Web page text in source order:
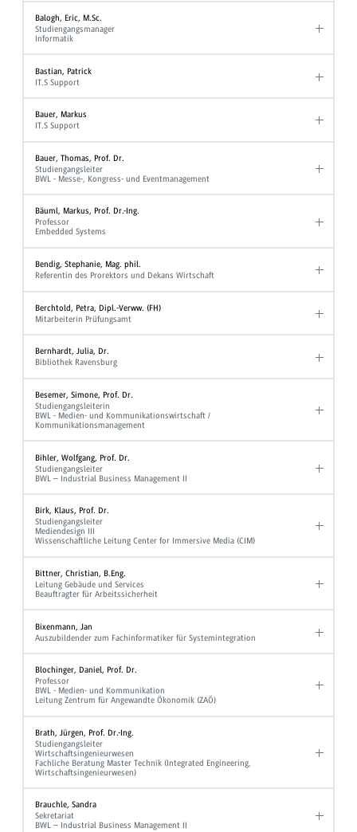
Balogh, Eric, M.Sc.
Studiengangsmanager
Informatik
Bastian, Patrick
IT.S Support
Bauer, Markus
IT.S Support
Bauer, Thomas, Prof. Dr.
Studiengangsleiter
BWL - Messe-, Kongress- und Eventmanagement
Bäuml, Markus, Prof. Dr.-Ing.
Professor
Embedded Systems
Bendig, Stephanie, Mag. phil.
Referentin des Prorektors und Dekans Wirtschaft
Berchtold, Petra, Dipl.-Verww. (FH)
Mitarbeiterin Prüfungsamt
Bernhardt, Julia, Dr.
Bibliothek Ravensburg
Besemer, Simone, Prof. Dr.
Studiengangsleiterin
BWL - Medien- und Kommunikationswirtschaft /
Kommunikationsmanagement
Bihler, Wolfgang, Prof. Dr.
Studiengangsleiter
BWL – Industrial Business Management II
Birk, Klaus, Prof. Dr.
Studiengangsleiter
Mediendesign III
Wissenschaftliche Leitung Center for Immersive Media (CIM)
Bittner, Christian, B.Eng.
Leitung Gebäude und Services
Beauftragter für Arbeitssicherheit
Bixenmann, Jan
Auszubildender zum Fachinformatiker für Systemintegration
Blochinger, Daniel, Prof. Dr.
Professor
BWL - Medien- und Kommunikation
Leitung Zentrum für Angewandte Ökonomik (ZAÖ)
Brath, Jürgen, Prof. Dr.-Ing.
Studiengangsleiter
Wirtschaftsingenieurwesen
Fachliche Beratung Master Technik (Integrated Engineering,
Wirtschaftsingenieurwesen)
Brauchle, Sandra
Sekretariat
BWL – Industrial Business Management II